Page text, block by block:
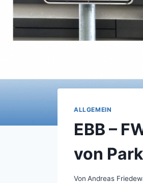
ALLGEMEIN
EBB –
von
Von Andreas